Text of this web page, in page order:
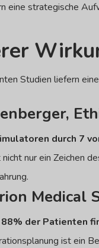
eine strategische
Studien liefern
durch 7
nur ein Zeichen
Medical
88% der Patienten
ist ein